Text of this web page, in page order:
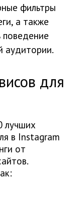
фильтры
а также
поведение
аудитории.
для
лучших
в Instagram
от